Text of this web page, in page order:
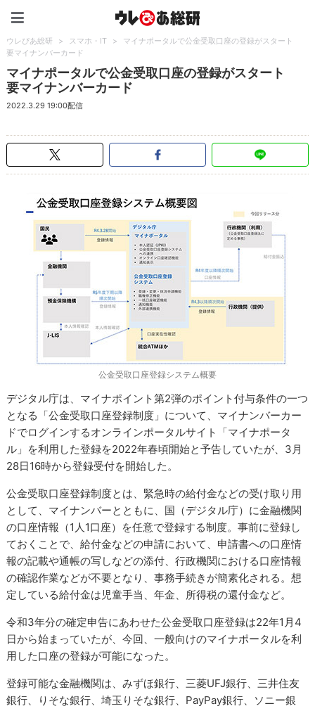
ウレぴあ総研 > スマホ・IT >
マイナポータルで公金受取口座の登録がスタート
要マイナンバーカード
マイナポータルで公金受取口座の登録がスタート
要マイナンバーカード
2022.3.29 19:00配信
公金受取口座登録システム概要
デジタル庁は、マイナポイント第2弾のポイント付与条件の一つ
となる「公金受取口座登録制度」について、マイナンバーカー
ドでログインするオンラインポータルサイト「マイナポータ
ル」を利用した登録を2022年春頃開始と予告していたが、3月
28日16時から登録受付を開始した。
公金受取口座登録制度とは、緊急時の給付金などの受け取り用
として、マイナンバーとともに、国（デジタル庁）に金融機関
の口座情報（1人1口座）を任意で登録する制度。事前に登録し
ておくことで、給付金などの申請において、申請書への口座情
報の記載や通帳の写しなどの添付、行政機関における口座情報
の確認作業などが不要となり、事務手続きが簡素化される。想
定している給付金は児童手当、年金、所得税の還付金など。
令和3年分の確定申告にあわせた公金受取口座登録は22年1月4
日から始まっていたが、今回、一般向けのマイナポータルを利
用した口座の登録が可能になった。
登録可能な金融機関は、みずほ銀行、三菱UFJ銀行、三井住友
銀行、りそな銀行、埼玉りそな銀行、PayPay銀行、ソニー銀